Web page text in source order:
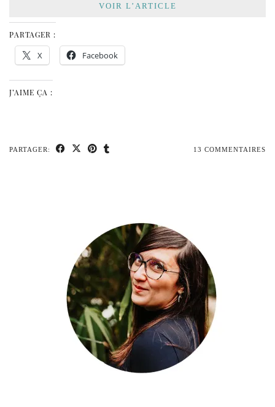
VOIR L’ARTICLE
PARTAGER :
X Facebook
J’AIME ÇA :
PARTAGER: 13 COMMENTAIRES